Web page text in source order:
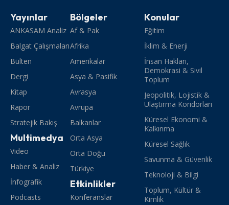
Yayınlar
ANKASAM Analiz
Balgat Çalışmaları
Bülten
Dergi
Kitap
Rapor
Stratejik Bakış
Multimedya
Video
Haber & Analiz
İnfografik
Podcasts
Bölgeler
Af & Pak
Afrika
Amerikalar
Asya & Pasifik
Avrasya
Avrupa
Balkanlar
Orta Asya
Orta Doğu
Türkiye
Etkinlikler
Konferanslar
Konular
Eğitim
İklim & Enerji
İnsan Hakları,
Demokrasi & Sivil
Toplum
Jeopolitik, Lojistik &
Ulaştırma Koridorları
Küresel Ekonomi &
Kalkınma
Küresel Sağlık
Savunma & Güvenlik
Teknoloji & Bilgi
Toplum, Kültür &
Kimlik